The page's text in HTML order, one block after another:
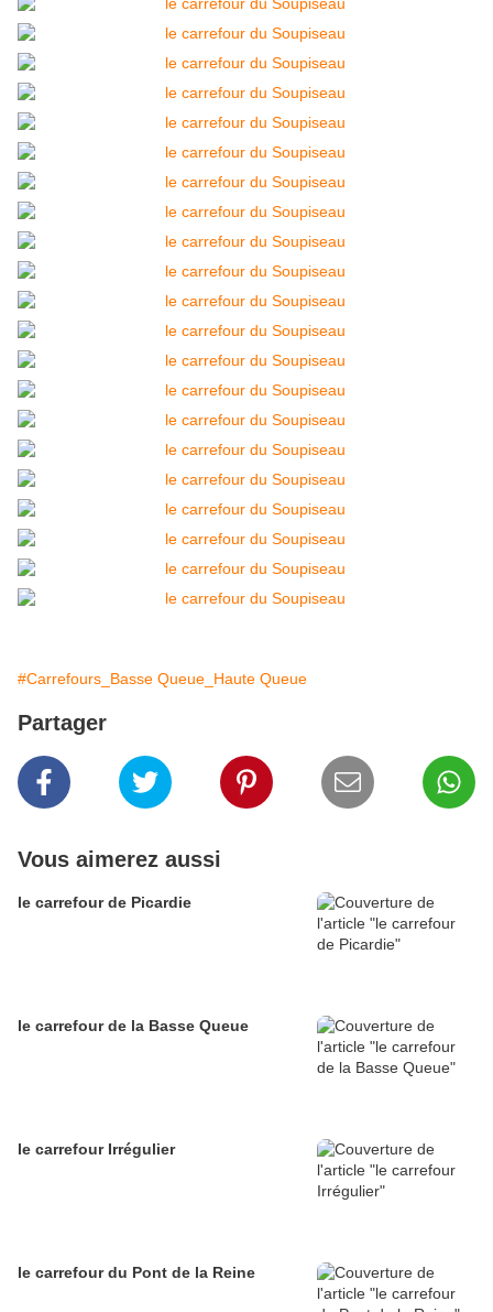
#Carrefours_Basse Queue_Haute Queue
Partager
Vous aimerez aussi
le carrefour de Picardie
le carrefour de la Basse Queue
le carrefour Irrégulier
le carrefour du Pont de la Reine